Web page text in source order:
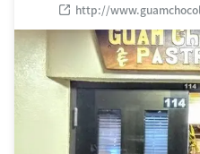
グアム
http://